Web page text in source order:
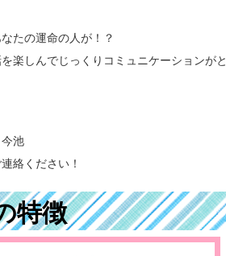
たの運命の人が！？
楽しんでじっくりコミュニケーションがと
池
絡ください！
特徴